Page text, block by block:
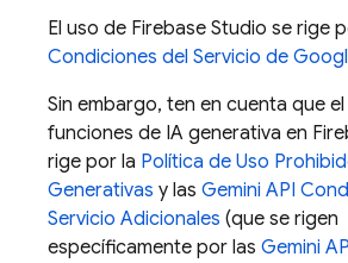
El uso de Firebase Studio se rige
Condiciones del Servicio de
Sin embargo, ten en cuenta que
funciones de IA generativa en
rige por la Política de Uso
Generativas y las Gemini API
Servicio Adicionales (que se rigen
específicamente por las Gemini